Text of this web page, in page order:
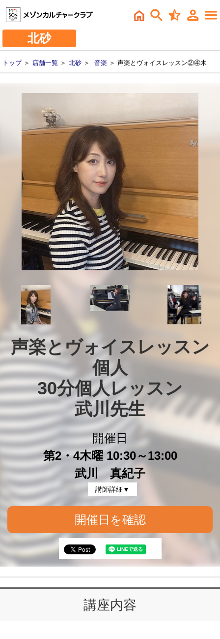
北砂
トップ＞ 店舗一覧 ＞ 北砂 ＞ 音楽 ＞ 声楽とヴォイスレッスン②④木
声楽とヴォイスレッスン
個人
30分個人レッスン
武川先生
開催日
第2・4木曜 10:30～13:00
武川 真紀子
講師詳細▼
開催日を確認
講座内容